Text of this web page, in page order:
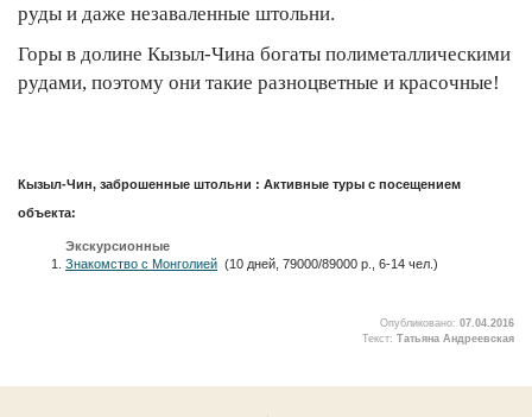
руды и даже незаваленные штольни.
Горы в долине Кызыл-Чина богаты полиметаллическими
рудами, поэтому они такие разноцветные и красочные!
Кызыл-Чин, заброшенные штольни : Активные туры с посещением
объекта:
Экскурсионные
Знакомство с Монголией (10 дней, 79000/89000 р., 6-14 чел.)
Опубликовано: 07.04.2016
Текст: Татьяна Андреевская